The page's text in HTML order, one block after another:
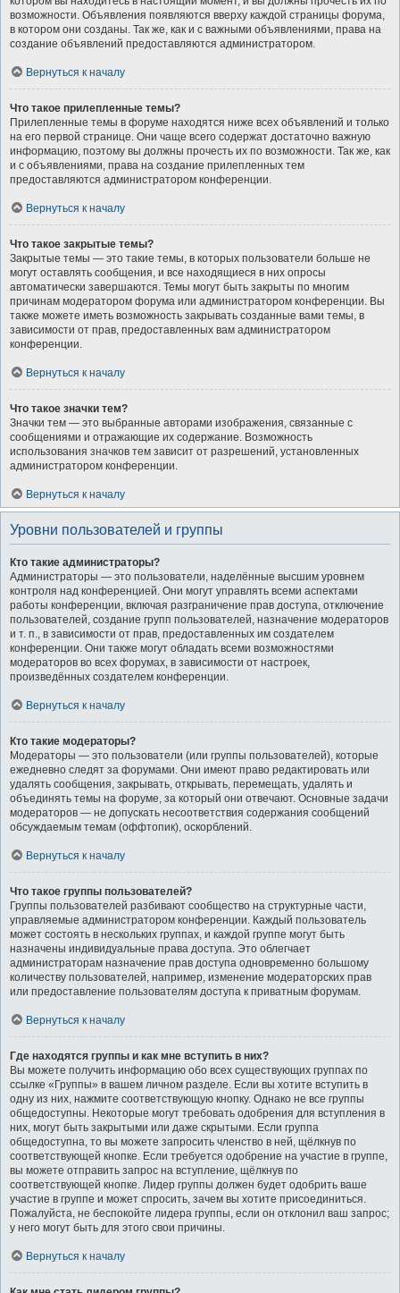
возможности. Объявления появляются вверху каждой страницы форума,
в котором они созданы. Так же, как и с важными объявлениями, права на
создание объявлений предоставляются администратором.
Вернуться к началу
Что такое прилепленные темы?
Прилепленные темы в форуме находятся ниже всех объявлений и только
на его первой странице. Они чаще всего содержат достаточно важную
информацию, поэтому вы должны прочесть их по возможности. Так же, как
и с объявлениями, права на создание прилепленных тем
предоставляются администратором конференции.
Вернуться к началу
Что такое закрытые темы?
Закрытые темы — это такие темы, в которых пользователи больше не
могут оставлять сообщения, и все находящиеся в них опросы
автоматически завершаются. Темы могут быть закрыты по многим
причинам модератором форума или администратором конференции. Вы
также можете иметь возможность закрывать созданные вами темы, в
зависимости от прав, предоставленных вам администратором
конференции.
Вернуться к началу
Что такое значки тем?
Значки тем — это выбранные авторами изображения, связанные с
сообщениями и отражающие их содержание. Возможность
использования значков тем зависит от разрешений, установленных
администратором конференции.
Вернуться к началу
Уровни пользователей и группы
Кто такие администраторы?
Администраторы — это пользователи, наделённые высшим уровнем
контроля над конференцией. Они могут управлять всеми аспектами
работы конференции, включая разграничение прав доступа, отключение
пользователей, создание групп пользователей, назначение модераторов
и т. п., в зависимости от прав, предоставленных им создателем
конференции. Они также могут обладать всеми возможностями
модераторов во всех форумах, в зависимости от настроек,
произведённых создателем конференции.
Вернуться к началу
Кто такие модераторы?
Модераторы — это пользователи (или группы пользователей), которые
ежедневно следят за форумами. Они имеют право редактировать или
удалять сообщения, закрывать, открывать, перемещать, удалять и
объединять темы на форуме, за который они отвечают. Основные задачи
модераторов — не допускать несоответствия содержания сообщений
обсуждаемым темам (оффтопик), оскорблений.
Вернуться к началу
Что такое группы пользователей?
Группы пользователей разбивают сообщество на структурные части,
управляемые администратором конференции. Каждый пользователь
может состоять в нескольких группах, и каждой группе могут быть
назначены индивидуальные права доступа. Это облегчает
администраторам назначение прав доступа одновременно большому
количеству пользователей, например, изменение модераторских прав
или предоставление пользователям доступа к приватным форумам.
Вернуться к началу
Где находятся группы и как мне вступить в них?
Вы можете получить информацию обо всех существующих группах по
ссылке «Группы» в вашем личном разделе. Если вы хотите вступить в
одну из них, нажмите соответствующую кнопку. Однако не все группы
общедоступны. Некоторые могут требовать одобрения для вступления в
них, могут быть закрытыми или даже скрытыми. Если группа
общедоступна, то вы можете запросить членство в ней, щёлкнув по
соответствующей кнопке. Если требуется одобрение на участие в группе,
вы можете отправить запрос на вступление, щёлкнув по
соответствующей кнопке. Лидер группы должен будет одобрить ваше
участие в группе и может спросить, зачем вы хотите присоединиться.
Пожалуйста, не беспокойте лидера группы, если он отклонил ваш запрос;
у него могут быть для этого свои причины.
Вернуться к началу